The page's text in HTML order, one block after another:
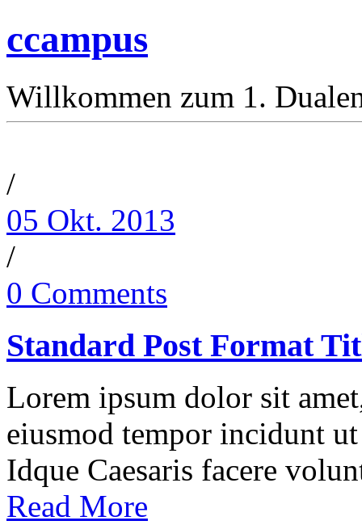
ccampus
Willkommen zum 1.
/
05 Okt. 2013
/
0 Comments
Standard Post Format
Lorem ipsum dolor sit
eiusmod tempor incidunt
Idque Caesaris facere
Read More